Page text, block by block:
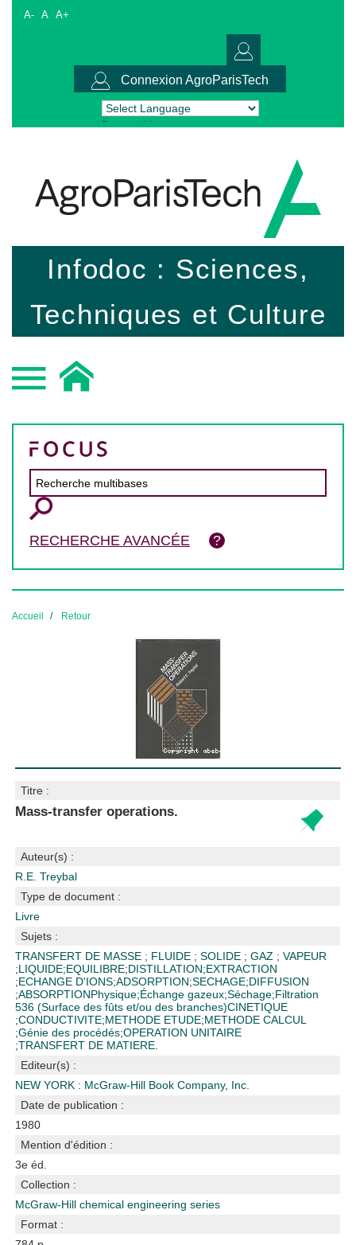
A- A A+
Connexion AgroParisTech
Powered by Translate
Infodoc : Sciences,
Techniques et Culture
RECHERCHE AVANCÉE
Accueil Retour
Titre :
Mass-transfer operations.
Auteur(s) :
R.E. Treybal
Type de document :
Livre
Sujets :
TRANSFERT DE MASSE ; FLUIDE ;SOLIDE ;GAZ ;VAPEUR
;LIQUIDE;EQUILIBRE;DISTILLATION;EXTRACTION
;ECHANGE D'IONS;ADSORPTION;SECHAGE;DIFFUSION
;ABSORPTIONPhysique;Échange gazeux;Séchage;Filtration
536 (Surface des fûts et/ou des branches)CINETIQUE
;CONDUCTIVITE;METHODE ETUDE;METHODE CALCUL
;Génie des procédés;OPERATION UNITAIRE
;TRANSFERT DE MATIERE.
Editeur(s) :
NEW YORK : McGraw-Hill Book Company, Inc.
Date de publication :
1980
Mention d'édition :
3e éd.
Collection :
McGraw-Hill chemical engineering series
Format :